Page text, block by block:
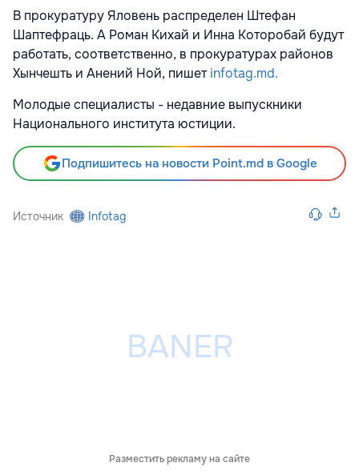
В прокуратуру Яловень распределен Штефан
Шаптефраць. А Роман Кихай и Инна Которобай будут
работать, соответственно, в прокуратурах районов
Хынчешть и Анений Ной, пишетinfotag.md.
Молодые специалисты - недавние выпускники
Национального института юстиции.
Подпишитесь на новости Point.md в Google
Источник Infotag
Разместить рекламу на сайте